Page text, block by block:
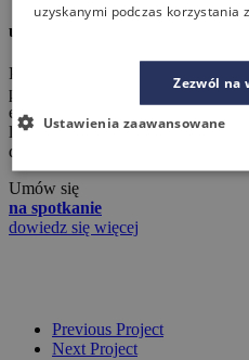
umebluj z nami biuro!
Pragniesz, aby Twoje biuro,
pracownikami i tworzyło
energię skupić na rozwoju firmy,
liczyć na nasze wsparcie! Od
doradztwo, projekt i ofertę po
Umów się
na spotkanie
dowiedz się więcej
Previous Project
Next Project
uzyskanymi podczas korzystania
Zezwól na
Ustawienia zaawansowane